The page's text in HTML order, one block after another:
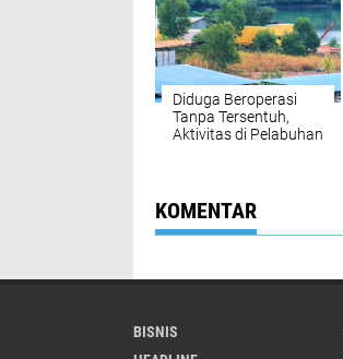
Diduga Beroperasi
Tanpa Tersentuh,
Aktivitas di Pelabuhan
Dipertanyakan
KOMENTAR
BISNIS